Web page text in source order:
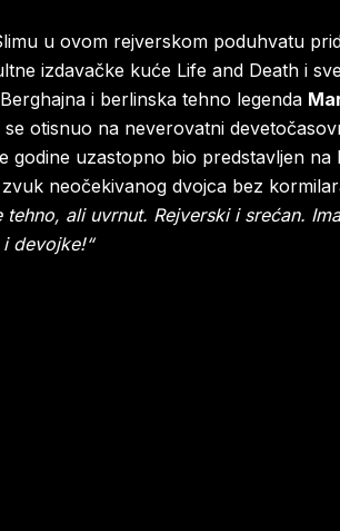
u ovom rejverskom poduhvatu
izdavačke kuće Life and Death i
i berlinska tehno legenda
se otisnuo na neverovatni
godine uzastopno bio predstavljen
neočekivanog dvojca bez
tehno, ali uvrnut. Rejverski i srećan.
i devojke!“